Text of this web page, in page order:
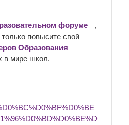
форуме
,
повысите свой
Образования
в мире школ.